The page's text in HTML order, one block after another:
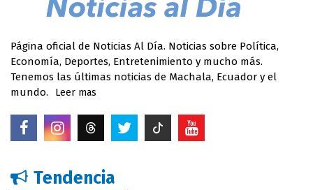
Página oficial de Noticias Al Día. Noticias sobre Política,
Economía, Deportes, Entretenimiento y mucho más.
Tenemos las últimas noticias de Machala, Ecuador y el
mundo.
Leer mas
Tendencia